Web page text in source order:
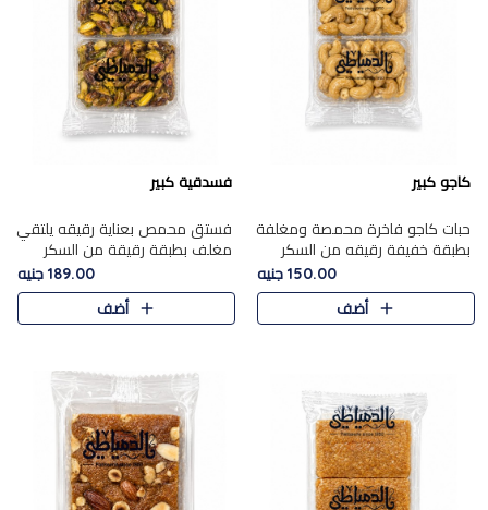
كاجو كبير
حبات كاجو فاخرة محمصة ومغلفة
بطبقة خفيفة رقيقه من السكر
المكرمل، تجمع بين توازن النعومة
زبدية غنية فاخرة والقرمشة
المرضية في حلوى شرقية بطاب..
150.00 جنيه
أضف
فسدقية كبير
فستق محمص بعناية رقيقه يلتقي
مغلف بطبقة رقيقة من السكر
المكرمل، ليقدم مذاقًا فاخرًا حلوي
شرقية فاخرة ونكهة غنية ناتي تميز
كل قطعة و قوام هش
189.00 جنيه
أضف